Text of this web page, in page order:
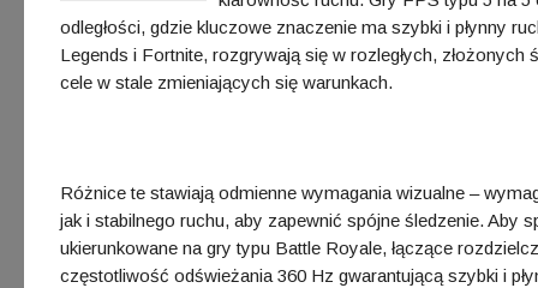
odległości, gdzie kluczowe znaczenie ma szybki i płynny
Legends i Fortnite, rozgrywają się w rozległych,
cele w stale zmieniających się warunkach.
Różnice te stawiają odmienne wymagania wizualne –
jak i stabilnego ruchu, aby zapewnić spójne śledzenie.
ukierunkowane na gry typu Battle Royale, łączące
częstotliwość odświeżania 360 Hz gwarantującą szybki i